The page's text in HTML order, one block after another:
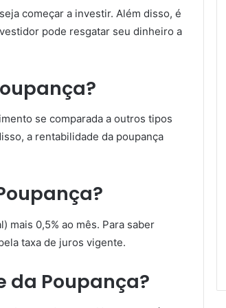
começar a investir. Além disso, é
pode resgatar seu dinheiro a
se comparada a outros tipos
a rentabilidade da poupança
mais 0,5% ao mês. Para saber
taxa de juros vigente.
da Poupança?